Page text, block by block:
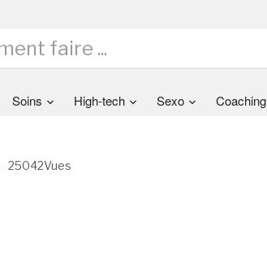
Soins High-tech Sexo Coaching
25042Vues